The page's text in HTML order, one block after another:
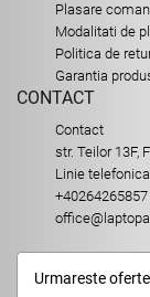
Plasare
Modalitati de
Politica de
Garantia
CONTACT
Contact
str. Teilor 13F,
Linie
+40264265857
Urmareste